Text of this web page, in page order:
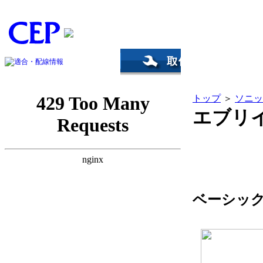
トップ＞ ソニ
エブリ
ベーシッ